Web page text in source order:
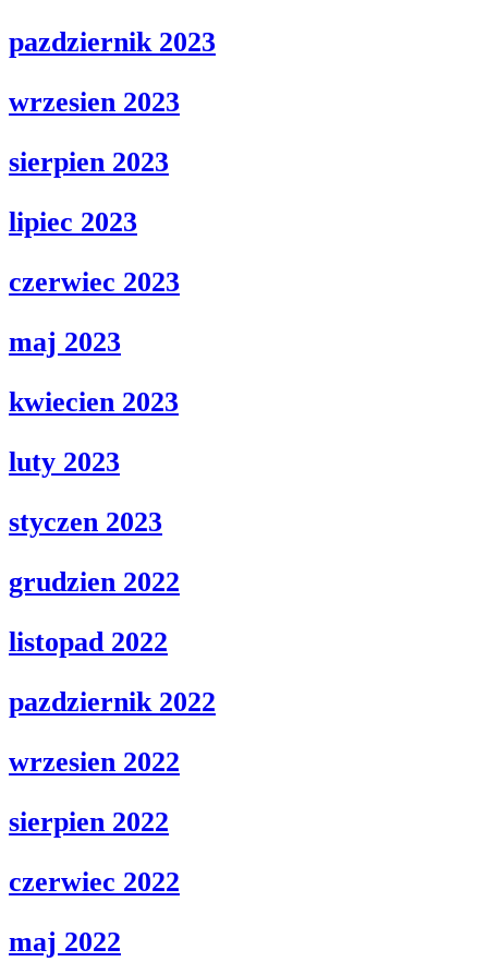
pazdziernik 2023
wrzesien 2023
sierpien 2023
lipiec 2023
czerwiec 2023
maj 2023
kwiecien 2023
luty 2023
styczen 2023
grudzien 2022
listopad 2022
pazdziernik 2022
wrzesien 2022
sierpien 2022
czerwiec 2022
maj 2022